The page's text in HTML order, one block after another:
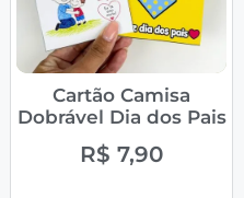
Cartão Camisa
Dobrável Dia dos Pais
R$ 7,90